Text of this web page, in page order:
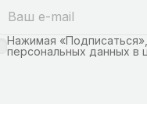
Нажимая
персональных данных в